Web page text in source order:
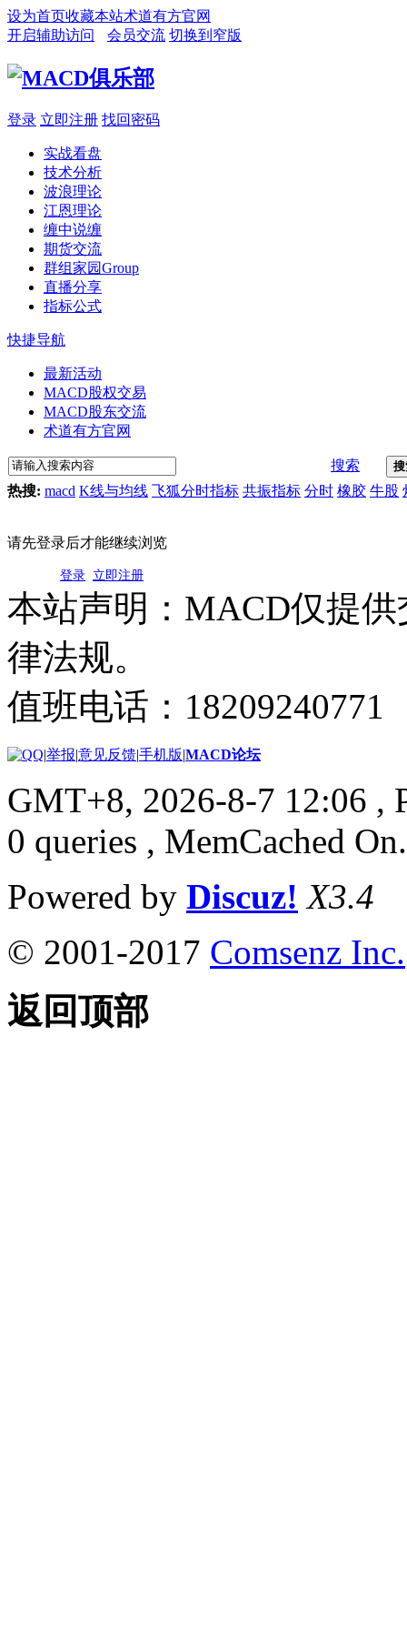
设为首页收藏本站术道有方官网
开启辅助访问
会员交流 切换到窄版
登录 立即注册 找回密码
实战看盘
技术分析
波浪理论
江恩理论
缠中说缠
期货交流
群组家园Group
直播分享
指标公式
快捷导航
最新活动
MACD股权交易
MACD股东交流
术道有方官网
搜索
热搜: macd K线与均线 飞狐分时指标 共振指标 分时 橡胶 牛股
请先登录后才能继续浏览
登录 立即注册
本站声明：MACD仅提
律法规。
值班电话：
|举报|意见反馈|手机版|MACD论坛
GMT+8, 2026-8-7 12:06 ,
0 queries , MemCached On.
Powered by Discuz! X3.4
© 2001-2017 Comsenz Inc.
返回顶部